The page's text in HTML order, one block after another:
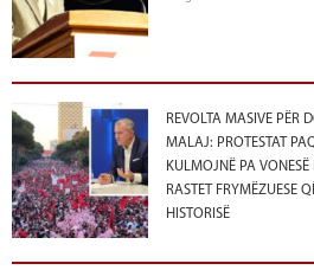
REVOLTA MASIVE PËR
MALAJ: PROTESTAT
KULMOJNË PA VONESË
RASTET FRYMËZUESE
HISTORISË